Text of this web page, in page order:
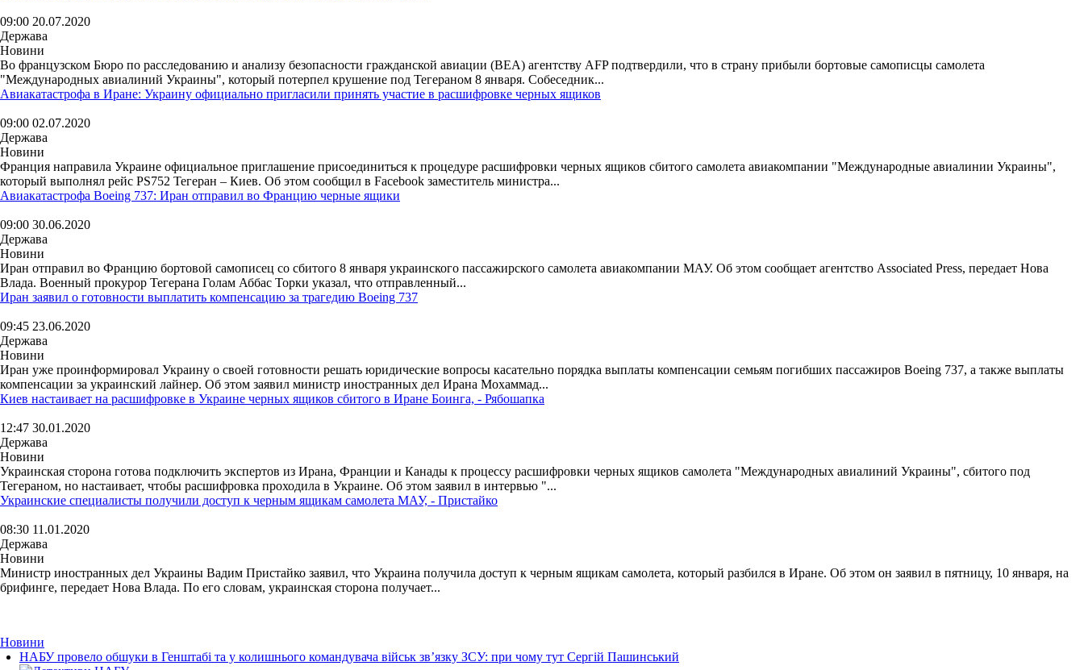
09:00 20.07.2020
Держава
Новини
Во французском Бюро по расследованию и анализу безопасности гражданской авиации (BEA) агентству AFP подтвердили, что в страну прибыли бортовые самописцы самолета
"Международных авиалиний Украины", который потерпел крушение под Тегераном 8 января. Собеседник...
Авиакатастрофа в Иране: Украину официально пригласили принять участие в расшифровке черных ящиков
09:00 02.07.2020
Держава
Новини
Франция направила Украине официальное приглашение присоединиться к процедуре расшифровки черных ящиков сбитого самолета авиакомпании "Международные авиалинии Украины",
который выполнял рейс PS752 Тегеран – Киев. Об этом сообщил в Facebook заместитель министра...
Авиакатастрофа Boeing 737: Иран отправил во Францию черные ящики
09:00 30.06.2020
Держава
Новини
Иран отправил во Францию бортовой самописец со сбитого 8 января украинского пассажирского самолета авиакомпании МАУ. Об этом сообщает агентство Associated Press, передает Нова
Влада. Военный прокурор Тегерана Голам Аббас Торки указал, что отправленный...
Иран заявил о готовности выплатить компенсацию за трагедию Boeing 737
09:45 23.06.2020
Держава
Новини
Иран уже проинформировал Украину о своей готовности решать юридические вопросы касательно порядка выплаты компенсации семьям погибших пассажиров Boeing 737, а также выплаты
компенсации за украинский лайнер. Об этом заявил министр иностранных дел Ирана Мохаммад...
Киев настаивает на расшифровке в Украине черных ящиков сбитого в Иране Боинга, - Рябошапка
12:47 30.01.2020
Держава
Новини
Украинская сторона готова подключить экспертов из Ирана, Франции и Канады к процессу расшифровки черных ящиков самолета "Международных авиалиний Украины", сбитого под
Тегераном, но настаивает, чтобы расшифровка проходила в Украине. Об этом заявил в интервью "...
Украинские специалисты получили доступ к черным ящикам самолета МАУ, - Пристайко
08:30 11.01.2020
Держава
Новини
Министр иностранных дел Украины Вадим Пристайко заявил, что Украина получила доступ к черным ящикам самолета, который разбился в Иране. Об этом он заявил в пятницу, 10 января, на
брифинге, передает Нова Влада. По его словам, украинская сторона получает...
Новини
НАБУ провело обшуки в Генштабі та у колишнього командувача військ зв’язку ЗСУ: при чому тут Сергій Пашинський